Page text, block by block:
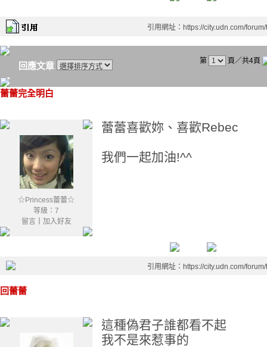
引用網址：https://city.udn.com/
回應文章 第 頁／共4頁
蕾蕾完全明白
☆Princess蕾蕾☆
等級：7
留言｜ 加入好友
蕾蕾喜歡妳、喜歡Rebec
我們一起加油!^^
引用網址：https://city.udn.com/
回蕾蕾
這種偽君子誰都看不起
我不是來惹事的